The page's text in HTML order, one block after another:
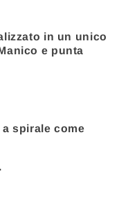
in un unico
e punta
spirale come